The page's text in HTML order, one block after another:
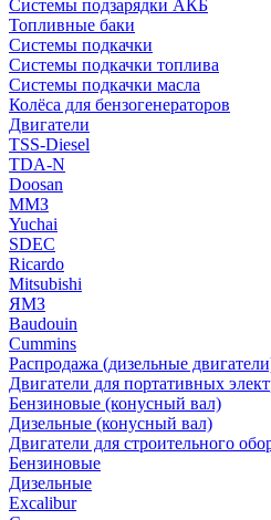
Системы подзарядки АКБ
Топливные баки
Системы подкачки
Системы подкачки топлива
Системы подкачки масла
Колёса для бензогенераторов
Двигатели
TSS-Diesel
TDA-N
Doosan
ММЗ
Yuchai
SDEC
Ricardo
Mitsubishi
ЯМЗ
Baudouin
Cummins
Распродажа (дизельные
Двигатели для портативных
Бензиновые (конусный вал)
Дизельные (конусный вал)
Двигатели для строительного
Бензиновые
Дизельные
Excalibur